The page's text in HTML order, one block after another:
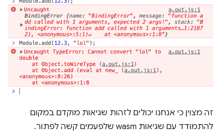
זה מצוין כי אנחנו יכולים לזהות שגיאות מוקדם במקום
להתמודד עם שגיאות wasm שלפעמים קשה לפתור.